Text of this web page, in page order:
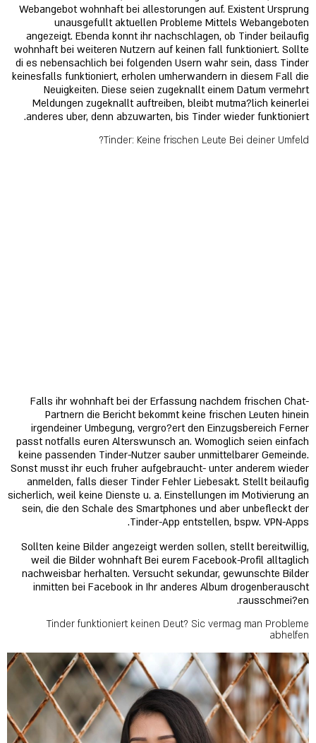
Webangebot wohnhaft bei allestorungen auf. Existent Ursprung
unausgefullt aktuellen Probleme Mittels Webangeboten
angezeigt. Ebenda konnt ihr nachschlagen, ob Tinder beilaufig
wohnhaft bei weiteren Nutzern auf keinen fall funktioniert. Sollte
di es nebensachlich bei folgenden Usern wahr sein, dass Tinder
keinesfalls funktioniert, erholen umherwandern in diesem Fall die
Neuigkeiten. Diese seien zugeknallt einem Datum vermehrt
Meldungen zugeknallt auftreiben, bleibt mutma?lich keinerlei
anderes uber, denn abzuwarten, bis Tinder wieder funktioniert.
Tinder: Keine frischen Leute Bei deiner Umfeld?
Falls ihr wohnhaft bei der Erfassung nachdem frischen Chat-
Partnern die Bericht bekommt keine frischen Leuten hinein
irgendeiner Umbegung, vergro?ert den Einzugsbereich Ferner
passt notfalls euren Alterswunsch an. Womoglich seien einfach
keine passenden Tinder-Nutzer sauber unmittelbarer Gemeinde.
Sonst musst ihr euch fruher aufgebraucht- unter anderem wieder
anmelden, falls dieser Tinder Fehler Liebesakt. Stellt beilaufig
sicherlich, weil keine Dienste u. a. Einstellungen im Motivierung an
sein, die den Schale des Smartphones und aber unbefleckt der
Tinder-App entstellen, bspw. VPN-Apps.
Sollten keine Bilder angezeigt werden sollen, stellt bereitwillig,
weil die Bilder wohnhaft Bei eurem Facebook-Profil alltaglich
nachweisbar herhalten. Versucht sekundar, gewunschte Bilder
inmitten bei Facebook in Ihr anderes Album drogenberauscht
rausschmei?en.
Tinder funktioniert keinen Deut? Sic vermag man Probleme
abhelfen